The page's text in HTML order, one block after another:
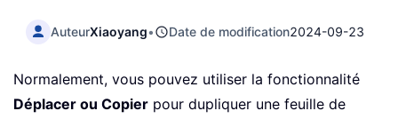
AuteurXiaoyang• Date de modification2024-09-23
Normalement, vous pouvez utiliser la fonctionnalité
Déplacer ou Copier pour dupliquer une feuille de